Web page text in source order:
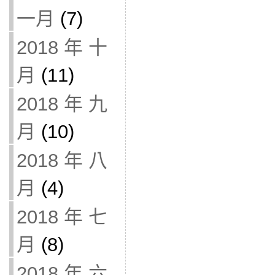
一月 (7)
2018 年 十
月 (11)
2018 年 九
月 (10)
2018 年 八
月 (4)
2018 年 七
月 (8)